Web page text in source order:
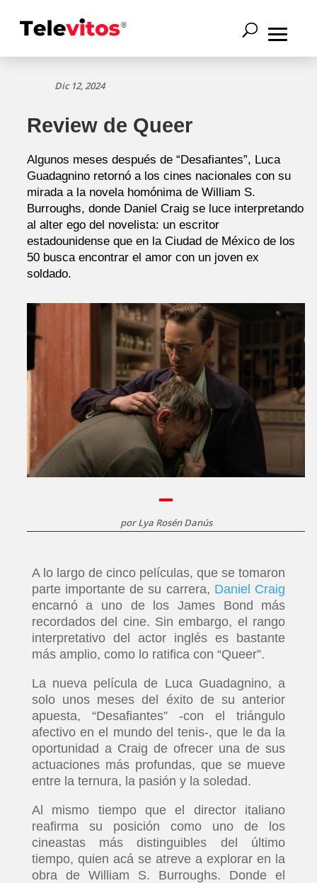
Dic 12, 2024
Review de Queer
Algunos meses después de “Desafiantes”, Luca
Guadagnino retornó a los cines nacionales con su
mirada a la novela homónima de William S.
Burroughs, donde Daniel Craig se luce interpretando
al alter ego del novelista: un escritor
estadounidense que en la Ciudad de México de los
50 busca encontrar el amor con un joven ex
soldado.
porLya Rosén Danús
A lo largo de cinco películas, que se tomaron
parte importante de su carrera, Daniel Craig
encarnó a uno de los James Bond más
recordados del cine. Sin embargo, el rango
interpretativo del actor inglés es bastante
más amplio, como lo ratifica con “Queer”.
La nueva película de Luca Guadagnino, a
solo unos meses del éxito de su anterior
apuesta, “Desafiantes” -con el triángulo
afectivo en el mundo del tenis-, que le da la
oportunidad a Craig de ofrecer una de sus
actuaciones más profundas, que se mueve
entre la ternura, la pasión y la soledad.
Al mismo tiempo que el director italiano
reafirma su posición como uno de los
cineastas más distinguibles del último
tiempo, quien acá se atreve a explorar en la
obra de William S. Burroughs. Donde el